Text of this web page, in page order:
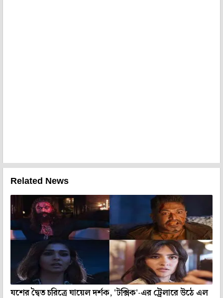
Related News
যশের দ্বৈত চরিত্রে ঘায়েল দর্শক, 'টক্সিক'-এর ট্রেলারে উঠে এল